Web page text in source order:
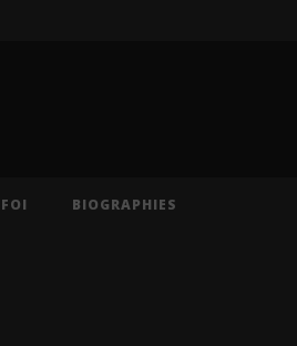
BIOGRAPHIES